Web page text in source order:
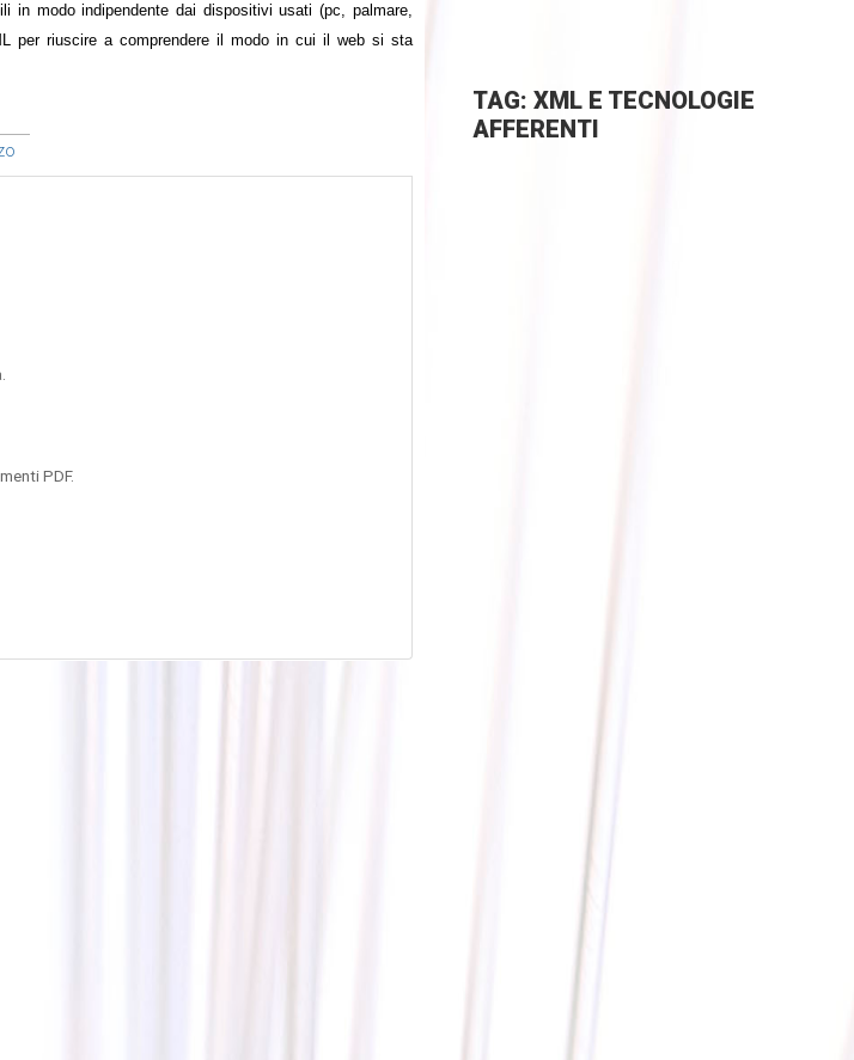
in modo indipendente dai dispositivi usati (pc, palmare,
per riuscire a comprendere il modo in cui il web si sta
PDF.
TAG: XML E TECNOLOGIE
AFFERENTI